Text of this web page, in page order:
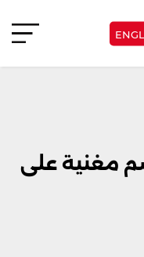
مغنية على